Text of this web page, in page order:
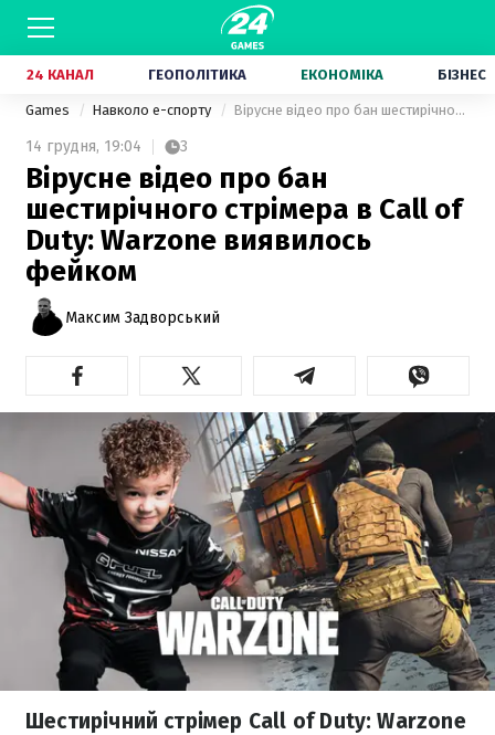
24 КАНАЛ ГЕОПОЛІТИКА ЕКОНОМІКА БІЗНЕС
Games Навколо е-спорту Вірусне відео про бан шестирічного стрімера в Call of Duty: Warzone виявилось фейком
14 грудня, 19:04 3
Вірусне відео про бан
шестирічного стрімера в Call of
Duty: Warzone виявилось
фейком
Максим Задворський
Шестирічний стрімер Call of Duty: Warzone